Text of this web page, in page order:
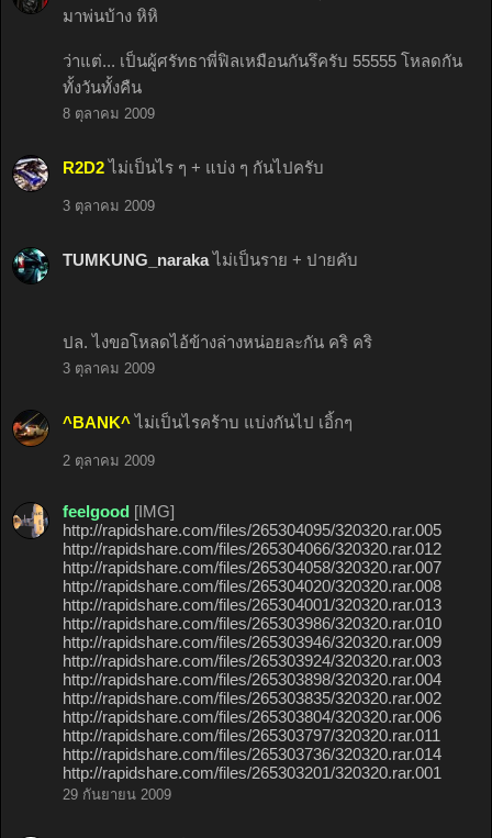
มาพ่นบ้าง หิหิ
ว่าแต่... เป็นผู้ศรัทธาพี่ฟิลเหมือนกันรึครับ 55555 โหลดกัน
ทั้งวันทั้งคืน
8 ตุลาคม 2009
R2D2 ไม่เป็นไร ๆ + แบ่ง ๆ กันไปครับ
3 ตุลาคม 2009
TUMKUNG_naraka ไม่เป็นราย + ปายคับ
ปล. ไงขอโหลดไอ้ข้างล่างหน่อยละกัน คริ คริ
3 ตุลาคม 2009
^BANK^ ไม่เป็นไรคร้าบ แบ่งกันไป เอิ้กๆ
2 ตุลาคม 2009
feelgood [IMG]
http://rapidshare.com/files/265304095/320320.rar.005
http://rapidshare.com/files/265304066/320320.rar.012
http://rapidshare.com/files/265304058/320320.rar.007
http://rapidshare.com/files/265304020/320320.rar.008
http://rapidshare.com/files/265304001/320320.rar.013
http://rapidshare.com/files/265303986/320320.rar.010
http://rapidshare.com/files/265303946/320320.rar.009
http://rapidshare.com/files/265303924/320320.rar.003
http://rapidshare.com/files/265303898/320320.rar.004
http://rapidshare.com/files/265303835/320320.rar.002
http://rapidshare.com/files/265303804/320320.rar.006
http://rapidshare.com/files/265303797/320320.rar.011
http://rapidshare.com/files/265303736/320320.rar.014
http://rapidshare.com/files/265303201/320320.rar.001
29 กันยายน 2009